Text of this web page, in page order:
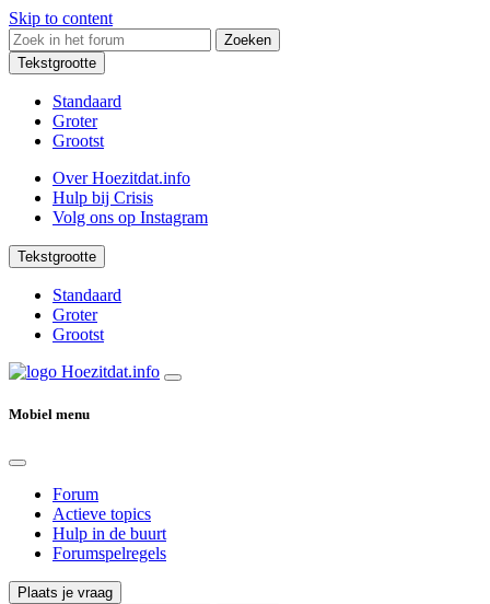
Skip to content
Zoeken
Tekstgrootte
Standaard
Groter
Grootst
Over Hoezitdat.info
Hulp bij Crisis
Volg ons op Instagram
Tekstgrootte
Standaard
Groter
Grootst
Mobiel menu
Forum
Actieve topics
Hulp in de buurt
Forumspelregels
Plaats je vraag